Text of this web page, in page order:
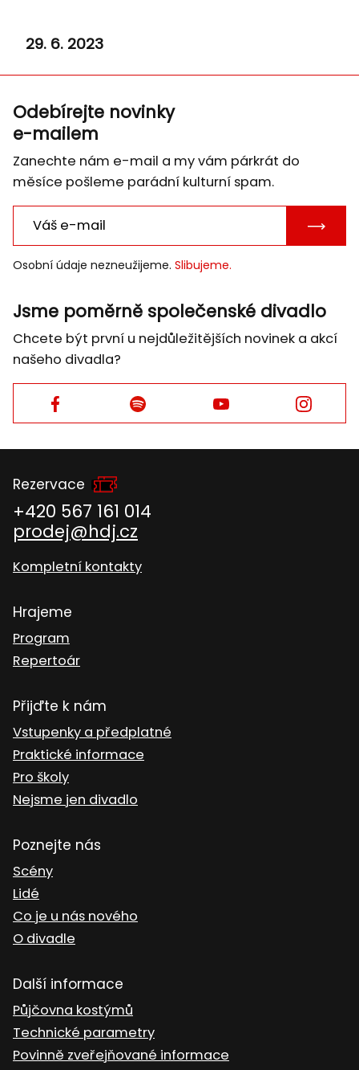
29. 6. 2023
Odebírejte novinky
e-mailem
Zanechte nám e-mail a my vám párkrát do
měsíce pošleme parádní kulturní spam.
E-
Osobní údaje nezneužijeme. Slibujeme.
Jsme poměrně společenské divadlo
Chcete být první u nejdůležitějších novinek a akcí
našeho divadla?
Facebook Facebook Facebook Facebook
Rezervace
+420 567 161 014
prodej@hdj.cz
Kompletní kontakty
Hrajeme
Program
Repertoár
Přijďte k nám
Vstupenky a předplatné
Praktické informace
Pro školy
Nejsme jen divadlo
Poznejte nás
Scény
Lidé
Co je u nás nového
O divadle
Další informace
Půjčovna kostýmů
Technické parametry
Povinně zveřejňované informace